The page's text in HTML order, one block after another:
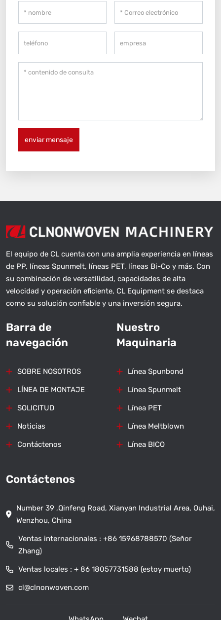
enviar mensaje
El equipo de CL cuenta con una amplia experiencia en líneas
de PP, líneas Spunmelt, líneas PET, líneas Bi-Co y más. Con
su combinación de versatilidad, capacidades de alta
velocidad y operación eficiente, CL Equipment se destaca
como su solución confiable y una inversión segura.
Barra de
navegación
SOBRE NOSOTROS
LÍNEA DE MONTAJE
SOLICITUD
Noticias
Contáctenos
Nuestro
Maquinaria
Línea Spunbond
Línea Spunmelt
Línea PET
Línea Meltblown
Línea BICO
Contáctenos
Number 39 ,Qinfeng Road, Xianyan Industrial Area, Ouhai,
Wenzhou, China
Ventas internacionales : +86 15968788570 (Señor
Zhang)
Ventas locales : + 86 18057731588 (estoy muerto)
cl@clnonwoven.com